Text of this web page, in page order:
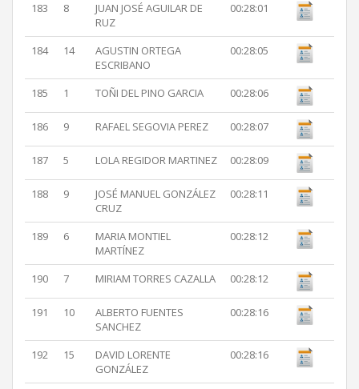
183 8
JUAN JOSÉ AGUILAR DE
RUZ
00:28:01
184 14
AGUSTIN ORTEGA
ESCRIBANO
00:28:05
185 1 TOÑI DEL PINO GARCIA 00:28:06
186 9 RAFAEL SEGOVIA PEREZ 00:28:07
187 5 LOLA REGIDOR MARTINEZ 00:28:09
188 9
JOSÉ MANUEL GONZÁLEZ
CRUZ
00:28:11
189 6
MARIA MONTIEL
MARTÍNEZ
00:28:12
190 7 MIRIAM TORRES CAZALLA 00:28:12
191 10
ALBERTO FUENTES
SANCHEZ
00:28:16
192 15
DAVID LORENTE
GONZÁLEZ
00:28:16